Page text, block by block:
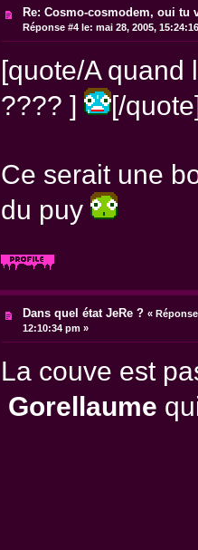
Re: Cosmo-cosmodem, oui tu
Réponse #4 le: mai 28, 2005,
[quote/A quand
???? ]
[/
Ce serait une
du puy
Dans quel état JeRe ? «
12:10:34 pm »
La couve est
Gorellaume